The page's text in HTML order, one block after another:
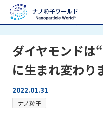
ホームナノ粒子にまつわるお
は“ナノ化”で潤滑素材に生ま…
ダイヤモンドは
に生まれ変わり
2022.01.31
ナノ粒子